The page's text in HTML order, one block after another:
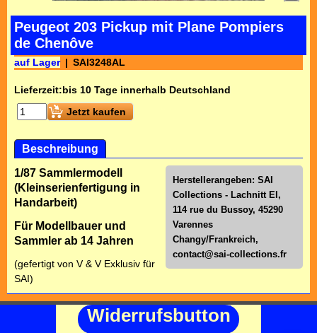
Peugeot 203 Pickup mit Plane Pompiers
de Chenôve
auf Lager SAI3248AL
Lieferzeit:bis 10 Tage innerhalb Deutschland
Jetzt kaufen
Beschreibung
Herstellerangeben: SAI
Collections - Lachnitt El,
114 rue du Bussoy, 45290
Varennes
Changy/Frankreich,
contact@sai-collections.fr
1/87 Sammlermodell
(Kleinserienfertigung in
Handarbeit)
Für Modellbauer und
Sammler ab 14 Jahren
(gefertigt von V & V Exklusiv für
SAI)
Widerrufsbutton